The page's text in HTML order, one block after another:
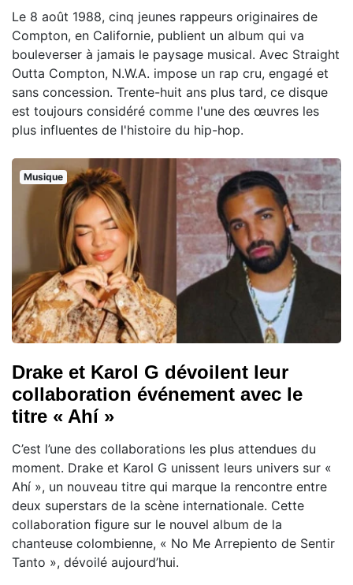
Le 8 août 1988, cinq jeunes rappeurs originaires de
Compton, en Californie, publient un album qui va
bouleverser à jamais le paysage musical. Avec Straight
Outta Compton, N.W.A. impose un rap cru, engagé et
sans concession. Trente-huit ans plus tard, ce disque
est toujours considéré comme l'une des œuvres les
plus influentes de l'histoire du hip-hop.
Musique
Drake et Karol G dévoilent leur
collaboration événement avec le
titre « Ahí »
C’est l’une des collaborations les plus attendues du
moment. Drake et Karol G unissent leurs univers sur «
Ahí », un nouveau titre qui marque la rencontre entre
deux superstars de la scène internationale. Cette
collaboration figure sur le nouvel album de la
chanteuse colombienne, « No Me Arrepiento de Sentir
Tanto », dévoilé aujourd’hui.